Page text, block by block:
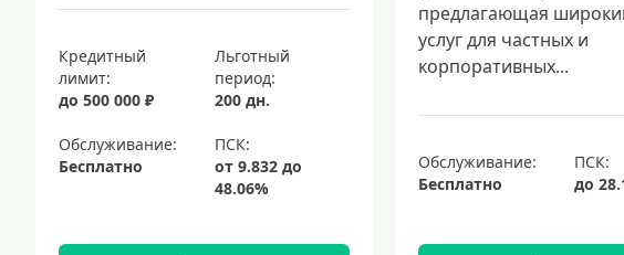
Кредитный
лимит:
до 500 000 ₽
Льготный
период:
200 дн.
Обслуживание:
Бесплатно
предлагающая
услуг для частных и
корпоративных...
Обслуживание:
Бесплатно